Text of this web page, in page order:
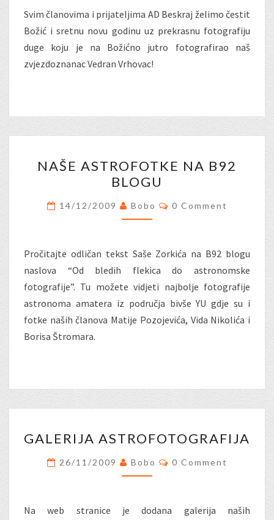
Svim članovima i prijateljima AD Beskraj želimo čestit
Božić i sretnu novu godinu uz prekrasnu fotografiju
duge koju je na Božićno jutro fotografirao naš
zvjezdoznanac Vedran Vrhovac!
ASTROFOTKE
NA
B92
BLOGU
NAŠE ASTROFOTKE NA B92
BLOGU
14/12/2009 Bobo Comments
0 Comment
Pročitajte odličan tekst Saše Zorkića na B92 blogu
naslova “Od bledih flekica do astronomske
fotografije”. Tu možete vidjeti najbolje fotografije
astronoma amatera iz područja bivše YU gdje su i
fotke naših članova Matije Pozojevića, Vida Nikolića i
Borisa Štromara.
ASTROFOTOGRAFIJA
GALERIJA ASTROFOTOGRAFIJA
26/11/2009 Bobo Comments
0 Comment
Na web stranice je dodana galerija naših